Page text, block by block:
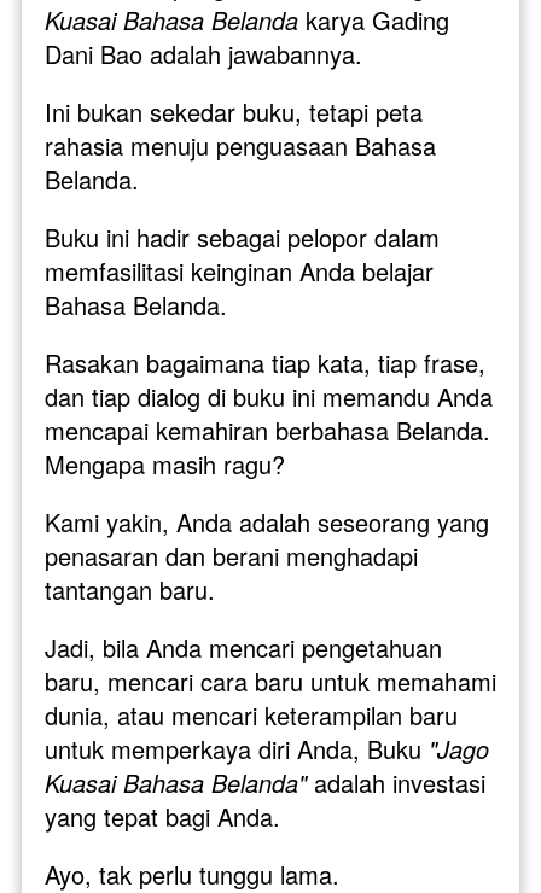
Kuasai Bahasa Belanda karya Gading
Dani Bao adalah jawabannya.
Ini bukan sekedar buku, tetapi peta
rahasia menuju penguasaan Bahasa
Belanda.
Buku ini hadir sebagai pelopor dalam
memfasilitasi keinginan Anda belajar
Bahasa Belanda.
Rasakan bagaimana tiap kata, tiap frase,
dan tiap dialog di buku ini memandu Anda
mencapai kemahiran berbahasa Belanda.
Mengapa masih ragu?
Kami yakin, Anda adalah seseorang yang
penasaran dan berani menghadapi
tantangan baru.
Jadi, bila Anda mencari pengetahuan
baru, mencari cara baru untuk memahami
dunia, atau mencari keterampilan baru
untuk memperkaya diri Anda, Buku "Jago
Kuasai Bahasa Belanda" adalah investasi
yang tepat bagi Anda.
Ayo, tak perlu tunggu lama.